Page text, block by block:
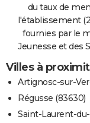
du taux de
l'établissement
fournies par le
Jeunesse et des
Villes à
Artignosc-sur-
Régusse (83630)
Saint-Laurent-